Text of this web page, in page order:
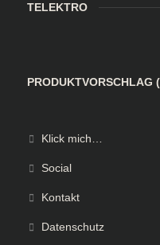
TELEKTRO
PRODUKTVORSCHLAG
Klick mich…
Social
Kontakt
Datenschutz